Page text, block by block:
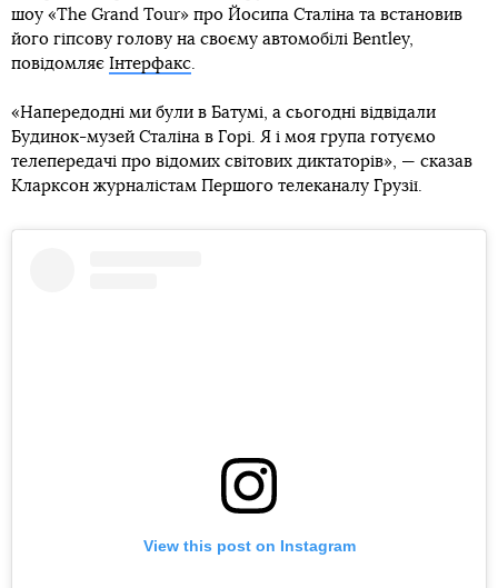
шоу «The Grand Tour» про Йосипа Сталіна та встановив
його гіпсову голову на своєму автомобілі Bentley,
повідомляє Інтерфакс.
«Напередодні ми були в Батумі, а сьогодні відвідали
Будинок-музей Сталіна в Горі. Я і моя група готуємо
телепередачі про відомих світових диктаторів», — сказав
Кларксон журналістам Першого телеканалу Грузії.
View this post on Instagram